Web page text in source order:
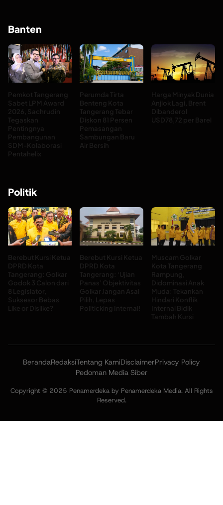
Banten
Pemkot Tangerang
Sabet LPM Award
2026, Sachrudin
Tegaskan
Pentingnya
Pembangunan
SDM-Kolaborasi
Pentahelix
Perumda Tirta
Benteng Kota
Tangerang Tebar
Diskon 81 Persen
Pemasangan
Sambungan Baru
Air Bersih
Harga Minyak Dunia
Anjlok Lagi, Brent
Dibanderol
USD78,72 per Barel
Politik
Berebut Kursi Ketua
DPRD Kota
Tangerang: Golkar
Godok 3 Calon dari
8 Legislator,
Suksesor Bebas
Like or Dislike?
Berebut Kursi Ketua
DPRD Kota
Tangerang: ‘Ujian
Panas’ Objektivitas
Golkar Jangan Asal
Pilih, Lepas
Politicking Internal!
Muscam Golkar
Kota Tangerang
Rampung,
Didominasi Anak
Muda: Tekankan
Hindari Konflik
Internal Bidik
Tambah Kursi
BerandaRedaksiTentang KamiDisclaimerPrivacy Policy
Pedoman Media Siber
Copyright © 2025 Penamerdeka by Penamerdeka Media. All Rights
Reserved.